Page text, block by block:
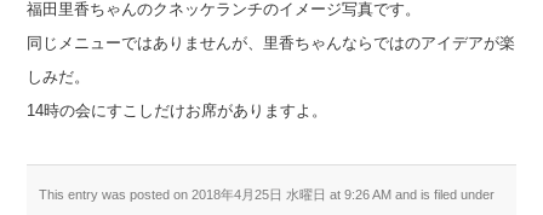
福田里香ちゃんのクネッケランチのイメージ写真です。
同じメニューではありませんが、里香ちゃんならではのアイデアが楽
しみだ。
14時の会にすこしだけお席がありますよ。
This entry was posted on 2018年4月25日 水曜日 at 9:26 AM and is filed under